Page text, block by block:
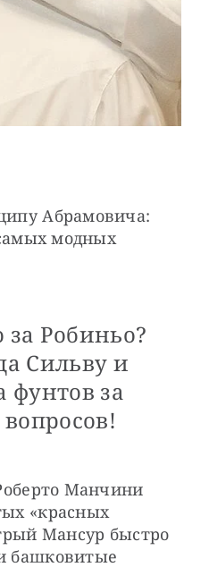
Абрамовича:
модных
Робиньо?
Сильву и
фунтов за
Манчини
«красных
Мансур быстро
башковитые